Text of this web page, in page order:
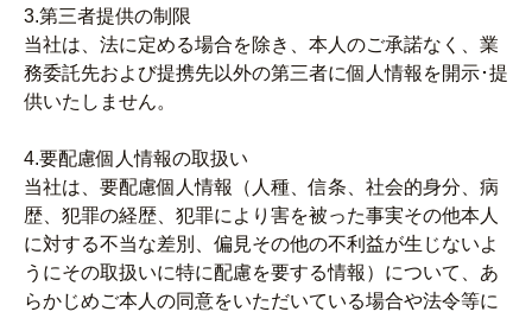
3.第三者提供の制限
当社は、法に定める場合を除き、本人のご承諾なく、業
務委託先および提携先以外の第三者に個人情報を開示･提
供いたしません。
4.要配慮個人情報の取扱い
当社は、要配慮個人情報（人種、信条、社会的身分、病
歴、犯罪の経歴、犯罪により害を被った事実その他本人
に対する不当な差別、偏見その他の不利益が生じないよ
うにその取扱いに特に配慮を要する情報）について、あ
らかじめご本人の同意をいただいている場合や法令等に